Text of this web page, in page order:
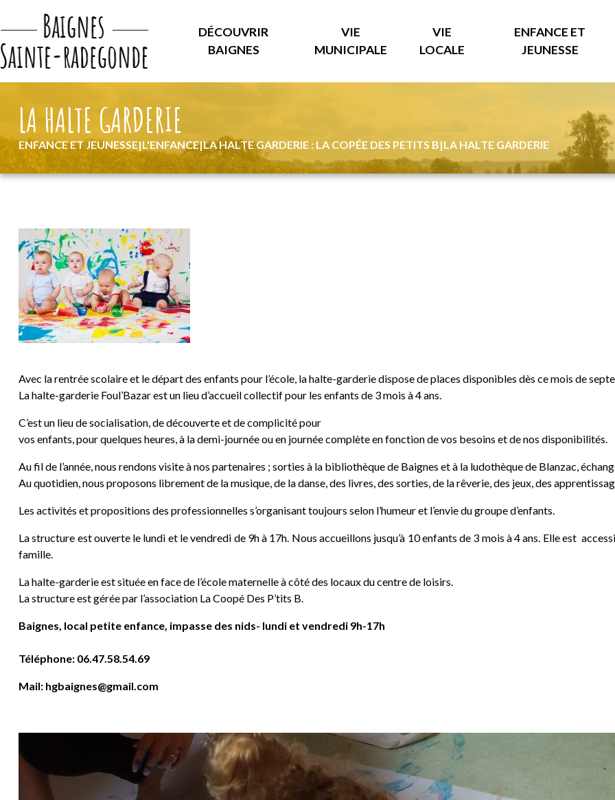
DÉCOUVRIR
BAIGNES
VIE
MUNICIPALE
VIE
LOCALE
ENFANCE ET
JEUNESSE
ENFANCE ET JEUNESSE|L'ENFANCE|LA HALTE GARDERIE : LA COPÉE DES PETITS B|LA HALTE GARDERIE
LA HALTE GARDERIE
Avec la rentrée scolaire et le départ des enfants pour l’école, la halte-garderie dispose de places disponibles dès ce mois de
La halte-garderie Foul’Bazar est un lieu d’accueil collectif pour les enfants de 3 mois à 4 ans.
C’est un lieu de socialisation, de découverte et de complicité pour
vos enfants, pour quelques heures, à la demi-journée ou en journée complète en fonction de vos besoins et de nos disponibilités.
Au fil de l’année, nous rendons visite à nos partenaires ; sorties à la bibliothèque de Baignes et à la ludothèque de Blanzac,
Au quotidien, nous proposons librement de la musique, de la danse, des livres, des sorties, de la rêverie, des jeux, des
Les activités et propositions des professionnelles s’organisant toujours selon l’humeur et l’envie du groupe d’enfants.
La structure est ouverte le lundi et le vendredi de 9h à 17h. Nous accueillons jusqu’à 10 enfants de 3 mois à 4 ans. Elle est
famille.
La halte-garderie est située en face de l’école maternelle à côté des locaux du centre de loisirs.
La structure est gérée par l’association La Coopé Des P’tits B.
Baignes, local petite enfance, impasse des nids- lundi et vendredi 9h-17h
Téléphone: 06.47.58.54.69
Mail: hgbaignes@gmail.com